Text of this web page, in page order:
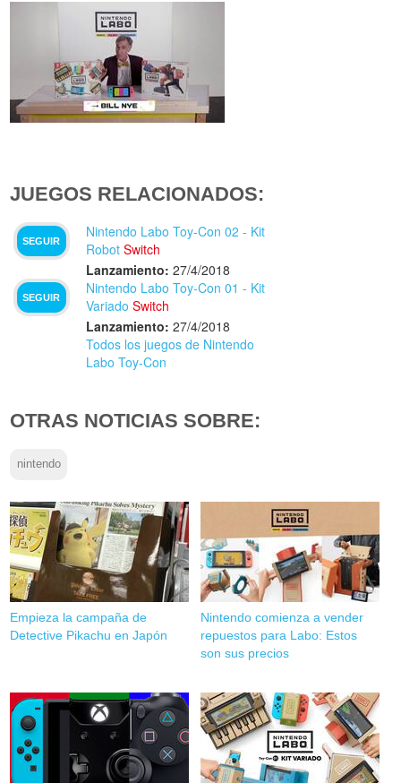
JUEGOS RELACIONADOS:
SEGUIR
Nintendo Labo Toy-Con 02 - Kit
Robot Switch
Lanzamiento: 27/4/2018
SEGUIR
Nintendo Labo Toy-Con 01 - Kit
Variado Switch
Lanzamiento: 27/4/2018
Todos los juegos de Nintendo
Labo Toy-Con
OTRAS NOTICIAS SOBRE:
nintendo
Empieza la campaña de
Detective Pikachu en Japón
Nintendo comienza a vender
repuestos para Labo: Estos
son sus precios